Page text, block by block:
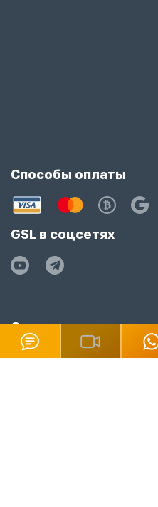
Способы оплаты
GSL в соцсетях
Сменить язык
RU EN